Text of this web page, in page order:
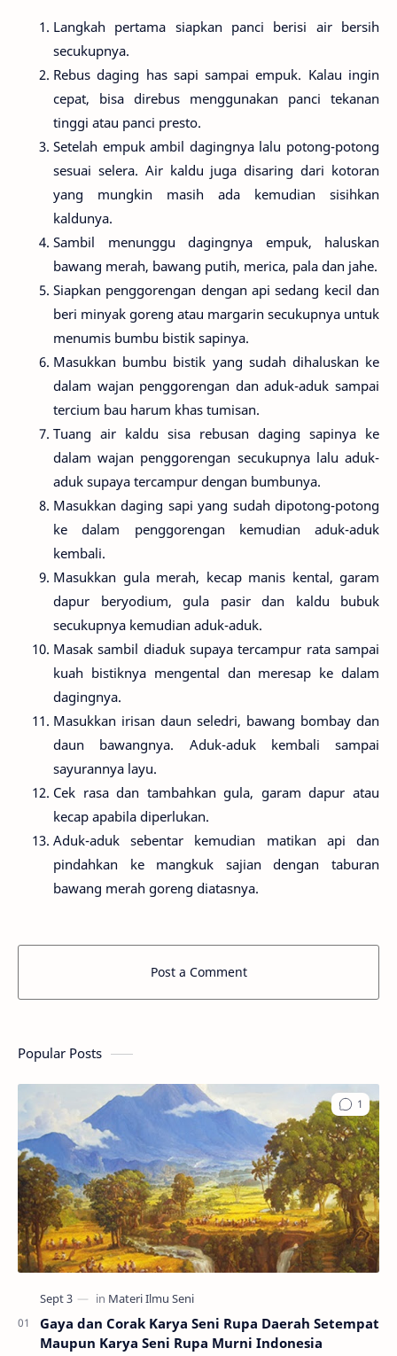
Langkah pertama siapkan panci berisi air bersih
secukupnya.
Rebus daging has sapi sampai empuk. Kalau ingin
cepat, bisa direbus menggunakan panci tekanan
tinggi atau panci presto.
Setelah empuk ambil dagingnya lalu potong-potong
sesuai selera. Air kaldu juga disaring dari kotoran
yang mungkin masih ada kemudian sisihkan
kaldunya.
Sambil menunggu dagingnya empuk, haluskan
bawang merah, bawang putih, merica, pala dan jahe.
Siapkan penggorengan dengan api sedang kecil dan
beri minyak goreng atau margarin secukupnya untuk
menumis bumbu bistik sapinya.
Masukkan bumbu bistik yang sudah dihaluskan ke
dalam wajan penggorengan dan aduk-aduk sampai
tercium bau harum khas tumisan.
Tuang air kaldu sisa rebusan daging sapinya ke
dalam wajan penggorengan secukupnya lalu aduk-
aduk supaya tercampur dengan bumbunya.
Masukkan daging sapi yang sudah dipotong-potong
ke dalam penggorengan kemudian aduk-aduk
kembali.
Masukkan gula merah, kecap manis kental, garam
dapur beryodium, gula pasir dan kaldu bubuk
secukupnya kemudian aduk-aduk.
Masak sambil diaduk supaya tercampur rata sampai
kuah bistiknya mengental dan meresap ke dalam
dagingnya.
Masukkan irisan daun seledri, bawang bombay dan
daun bawangnya. Aduk-aduk kembali sampai
sayurannya layu.
Cek rasa dan tambahkan gula, garam dapur atau
kecap apabila diperlukan.
Aduk-aduk sebentar kemudian matikan api dan
pindahkan ke mangkuk sajian dengan taburan
bawang merah goreng diatasnya.
Post a Comment
Popular Posts
Gaya dan Corak Karya Seni Rupa Daerah Setempat
Maupun Karya Seni Rupa Murni Indonesia